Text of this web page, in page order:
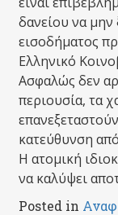
δανείου να μην
εισοδήματος
Ελληνικό
Ασφαλώς δεν
περιουσία, τα
κατεύθυνση
Η ατομική
να καλύψει
Posted in